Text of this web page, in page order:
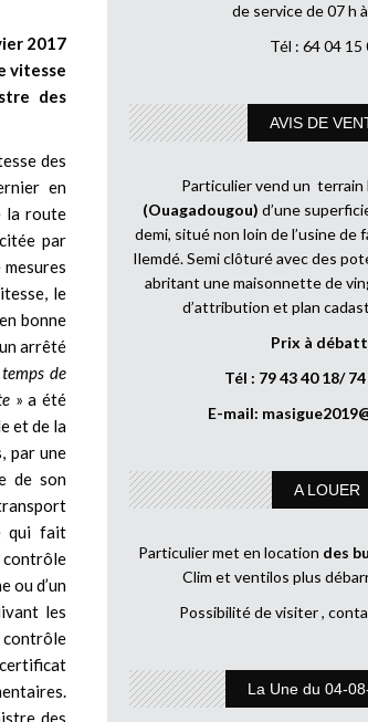
2017
vitesse
des
des
en
la route
par
le
bonne
arrêté
de
» a été
et de la
par une
de son
qui fait
contrôle
ou d’un
les
contrôle
des
de service de 07 h
Tél : 64 04 15
AVIS DE
Particulier vend un terrain
(Ouagadougou) d’une
demi, situé non loin de l’usine de
Ilemdé. Semi clôturé avec des
abritant une maisonnette de
d’attribution et plan
Prix à
Tél : 79 43 40 18/
E-mail:
A LOUER
Particulier met en location des
Clim et ventilos plus
Possibilité de visiter ,
La Une du 04-